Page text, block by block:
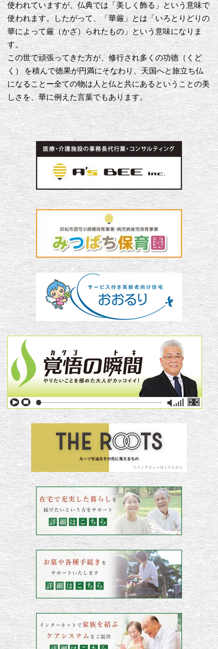
使われていますが、仏典では「美しく飾る」という意味で
使われます。したがって、「華厳」とは「いろとりどりの
華によって厳（かざ）られたもの」という意味になりま
す。
この世で頑張ってきた方が、修行され多くの功徳（くど
く） を積んで徳果が円満にそなわり、天国へと旅立ち仏
になることー全ての物は人と仏と共にあるということの美
しさを、華に例えた言葉でもあります。